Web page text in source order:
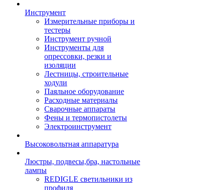
Инструмент
Измерительные приборы и
тестеры
Инструмент ручной
Инструменты для
опрессовки, резки и
изоляции
Лестницы, строительные
ходули
Паяльное оборудование
Расходные материалы
Сварочные аппараты
Фены и термопистолеты
Электроинструмент
Высоковольтная аппаратура
Люстры, подвесы,бра, настольные
лампы
REDIGLE светильники из
профиля